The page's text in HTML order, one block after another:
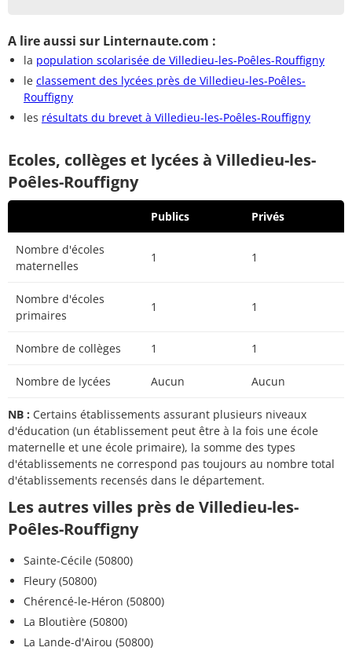
A lire aussi sur Linternaute.com :
la population scolarisée de Villedieu-les-Poêles-Rouffigny
le classement des lycées près de Villedieu-les-Poêles-
Rouffigny
les résultats du brevet à Villedieu-les-Poêles-Rouffigny
Ecoles, collèges et lycées à Villedieu-les-
Poêles-Rouffigny
Publics Privés
Nombre d'écoles
maternelles
1 1
Nombre d'écoles
primaires
1 1
Nombre de collèges 1 1
Nombre de lycées Aucun Aucun
NB : Certains établissements assurant plusieurs niveaux
d'éducation (un établissement peut être à la fois une école
maternelle et une école primaire), la somme des types
d'établissements ne correspond pas toujours au nombre total
d'établissements recensés dans le département.
Les autres villes près de Villedieu-les-
Poêles-Rouffigny
Sainte-Cécile (50800)
Fleury (50800)
Chérencé-le-Héron (50800)
La Bloutière (50800)
La Lande-d'Airou (50800)